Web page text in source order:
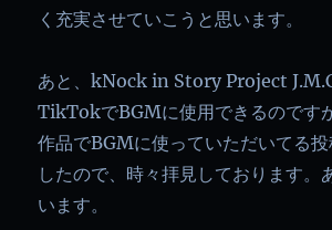
く充実させていこうと思います。
あと、kNock in Story Project J.M.C
TikTokでBGMに使用できるのです
作品でBGMに使っていただいてる投
したので、時々拝見しております。
います。